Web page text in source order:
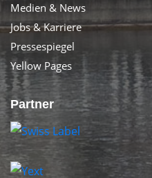
Medien & News
Jobs & Karriere
Pressespiegel
Yellow Pages
Partner